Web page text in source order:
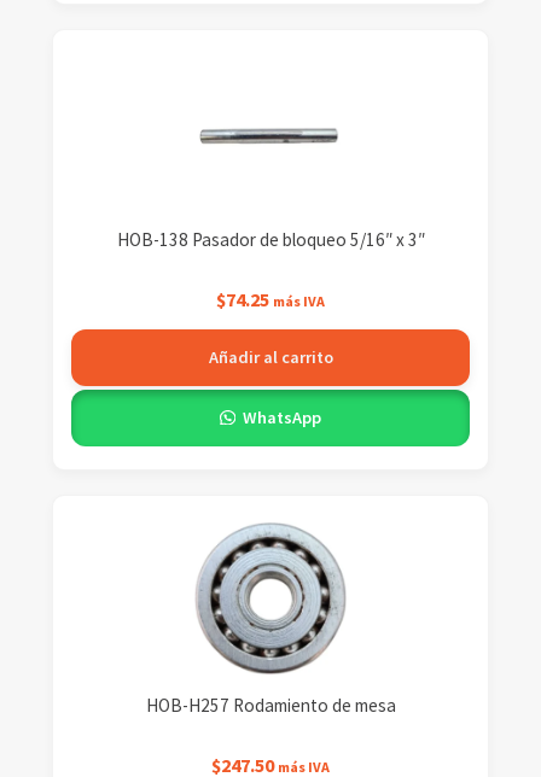
HOB-138 Pasador de bloqueo 5/16″ x 3″
$74.25 más IVA
Añadir al carrito
WhatsApp
HOB-H257 Rodamiento de mesa
$247.50 más IVA